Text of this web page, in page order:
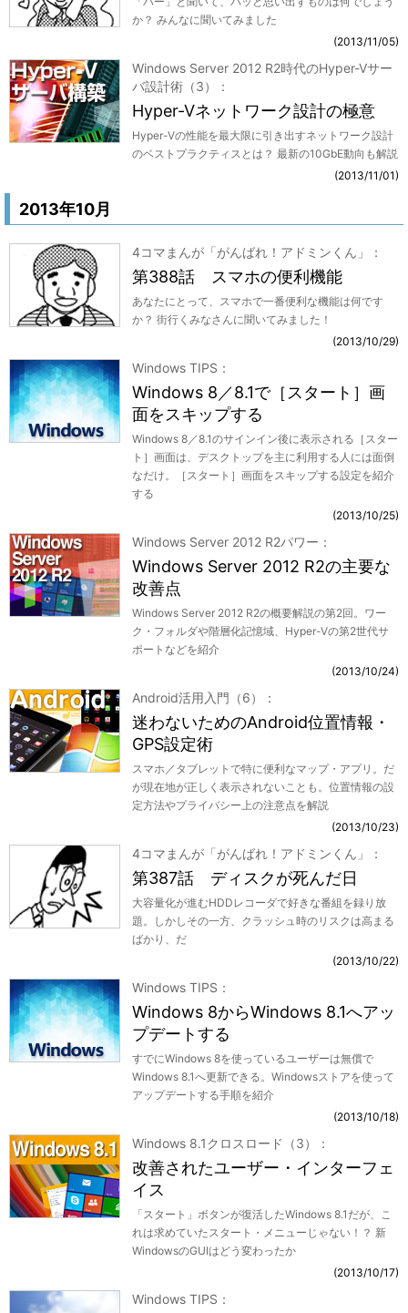
か？ みんなに聞いてみました
2013/11/05
Windows Server 2012 R2時代のHyper-Vサー
バ設計術（3）
Hyper-Vネットワーク設計の極意
Hyper-Vの性能を最大限に引き出すネットワーク設計
のベストプラクティスとは？ 最新の10GbE動向も解説
2013/11/01
2013年10月
4コマまんが「がんばれ！アドミンくん」
第388話 スマホの便利機能
あなたにとって、スマホで一番便利な機能は何です
か？ 街行くみなさんに聞いてみました！
2013/10/29
Windows TIPS
Windows 8／8.1で［スタート］画
面をスキップする
Windows 8／8.1のサインイン後に表示される［スター
ト］画面は、デスクトップを主に利用する人には面倒
なだけ。［スタート］画面をスキップする設定を紹介
する
2013/10/25
Windows Server 2012 R2パワー
Windows Server 2012 R2の主要な
改善点
Windows Server 2012 R2の概要解説の第2回。ワー
ク・フォルダや階層化記憶域、Hyper-Vの第2世代サ
ポートなどを紹介
2013/10/24
Android活用入門（6）
迷わないためのAndroid位置情報・
GPS設定術
スマホ／タブレットで特に便利なマップ・アプリ。だ
が現在地が正しく表示されないことも。位置情報の設
定方法やプライバシー上の注意点を解説
2013/10/23
4コマまんが「がんばれ！アドミンくん」
第387話 ディスクが死んだ日
大容量化が進むHDDレコーダで好きな番組を録り放
題。しかしその一方、クラッシュ時のリスクは高まる
ばかり、だ
2013/10/22
Windows TIPS
Windows 8からWindows 8.1へアッ
プデートする
すでにWindows 8を使っているユーザーは無償で
Windows 8.1へ更新できる。Windowsストアを使って
アップデートする手順を紹介
2013/10/18
Windows 8.1クロスロード（3）
改善されたユーザー・インターフェ
イス
「スタート」ボタンが復活したWindows 8.1だが、こ
れは求めていたスタート・メニューじゃない！？ 新
WindowsのGUIはどう変わったか
2013/10/17
Windows TIPS